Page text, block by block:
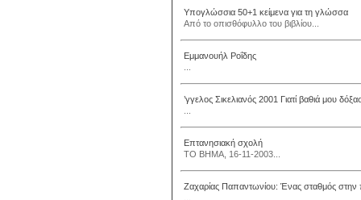
Υπογλώσσια 50+1 κείμενα για τη γλώσσα
Από το οπισθόφυλλο του βιβλίου...
Εμμανουήλ Ροΐδης
’γγελος Σικελιανός 2001 Γιατί βαθιά μου
Επτανησιακή σχολή
ΤΟ ΒΗΜΑ, 16-11-2003...
Ζαχαρίας Παπαντωνίου: Ένας σταθμός στην